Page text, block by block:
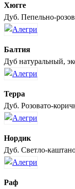
Хюгге
Дуб. Пепельно-
Балтия
Дуб натуральный,
Терра
Дуб. Розовато-
Нордик
Дуб. Светло-
Раф